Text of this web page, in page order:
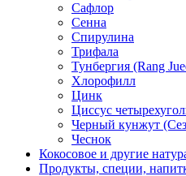
Сафлор
Сенна
Спирулина
Трифала
Тунбергия (Rang
Хлорофилл
Цинк
Циссус
Черный кунжут
Чеснок
Кокосовое и другие
Продукты, специи,